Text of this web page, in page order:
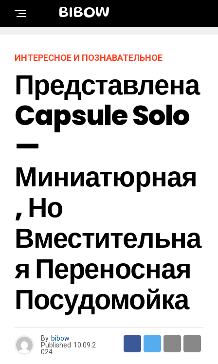
BIBOW
ИНТЕРЕСНОЕ И ПОЗНАВАТЕЛЬНОЕ
Представлена
Capsule Solo
—
Миниатюрная
, Но
Вместительна
Я Переносная
Посудомойка
By bibow
Published 10.09.2
024